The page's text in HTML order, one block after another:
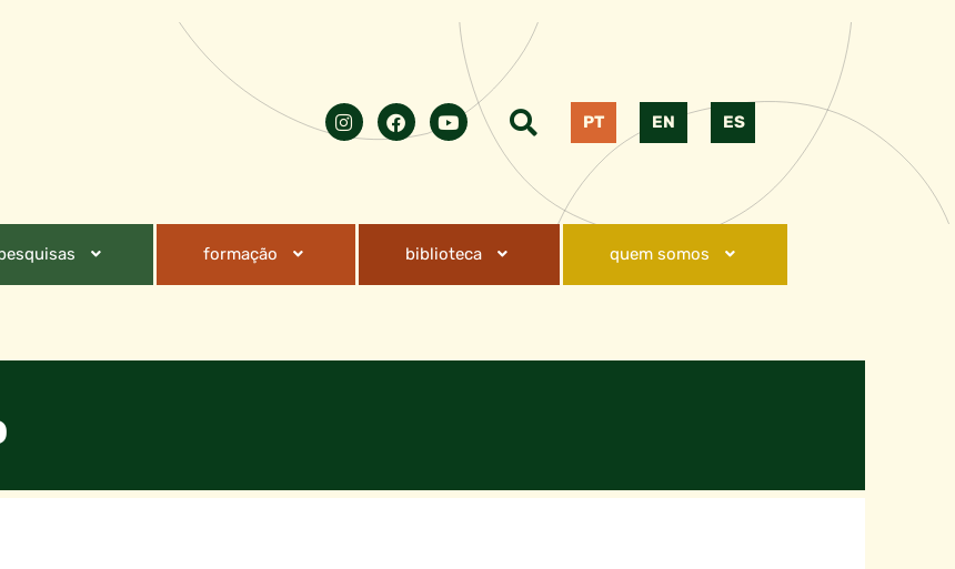
PT EN ES
formação biblioteca quem somos